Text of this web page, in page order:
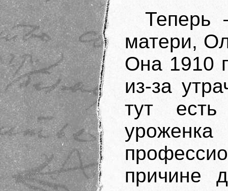
Теперь
матери,
Она 1910
из-за
тут есть
причине